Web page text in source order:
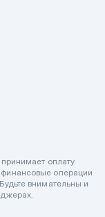
оплату
операции
внимательны и